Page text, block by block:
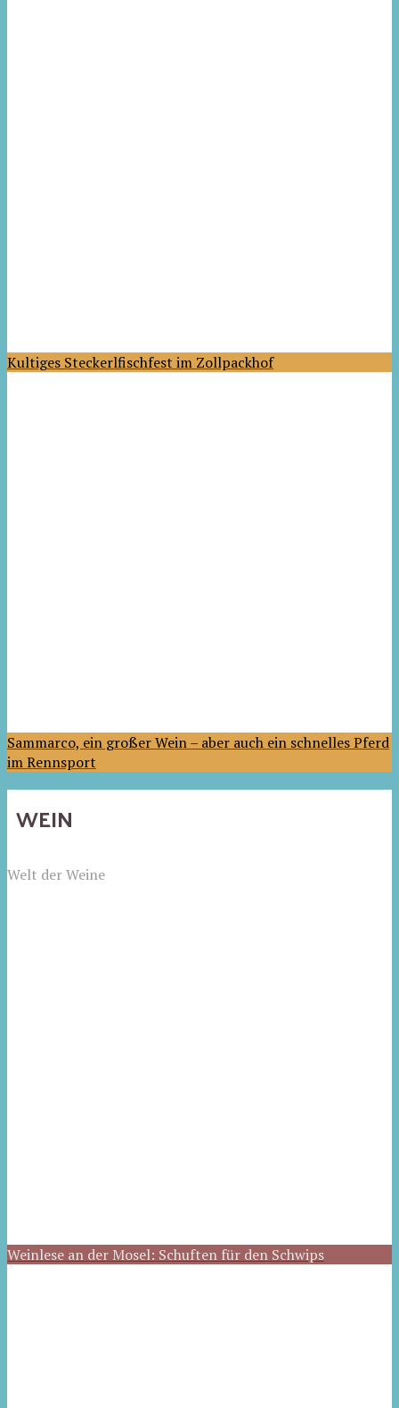
Kultiges Steckerlfischfest im Zollpackhof
Sammarco, ein großer Wein – aber auch ein schnelles Pferd
im Rennsport
WEIN
Welt der Weine
Weinlese an der Mosel: Schuften für den Schwips